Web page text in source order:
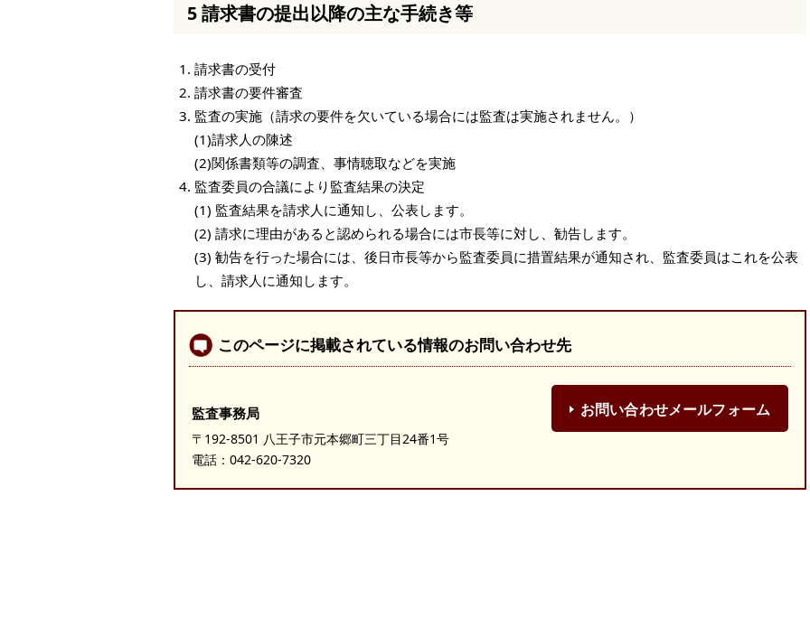
5 請求書の提出以降の主な手続き等
請求書の受付
請求書の要件審査
監査の実施（請求の要件を欠いている場合には監査は実施されません。）
(1)請求人の陳述
(2)関係書類等の調査、事情聴取などを実施
監査委員の合議により監査結果の決定
(1) 監査結果を請求人に通知し、公表します。
(2) 請求に理由があると認められる場合には市長等に対し、勧告します。
(3) 勧告を行った場合には、後日市長等から監査委員に措置結果が通知され、監査委員はこれを公表
し、請求人に通知します。
このページに掲載されている情報のお問い合わせ先
監査事務局
〒192-8501 八王子市元本郷町三丁目24番1号
電話： 042-620-7320
お問い合わせメールフォーム